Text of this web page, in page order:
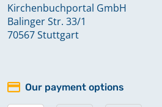
Kirchenbuchportal GmbH
Balinger Str. 33/1
70567 Stuttgart
Our payment options